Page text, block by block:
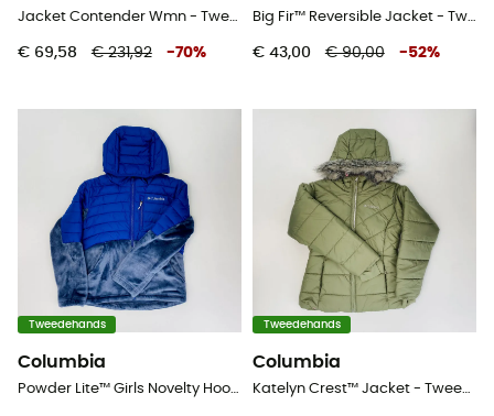
Jacket Contender Wmn - Tweedehands Softshelljack - Dames - Wit - M
€ 69,58 € 231,92 -70%
Big Fir™ Reversible Jacket - Tweedehands Regenjas - Kinderen - Zwart - S
€ 43,00 € 90,00 -52%
Tweedehands
Columbia
Powder Lite™ Girls Novelty Hooded Jacket - Tweedehands Donsjack - Kinderen - Blauw - S
Tweedehands
Columbia
Katelyn Crest™ Jacket - Tweedehands Donsjack - Kinderen - Groente - S